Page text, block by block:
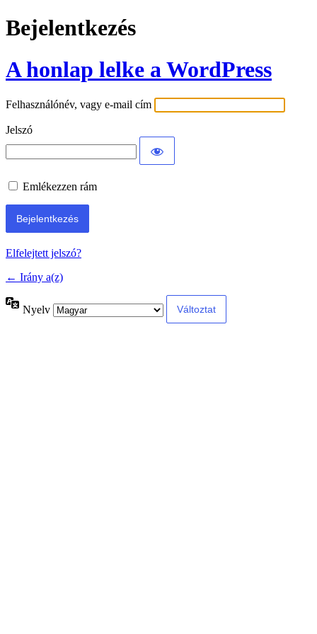
Bejelentkezés
A honlap lelke a WordPress
Felhasználónév, vagy e-mail cím
Jelszó
Emlékezzen rám
Elfelejtett jelszó?
← Irány a(z)
Nyelv